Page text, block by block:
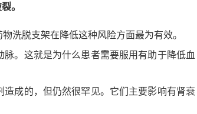
。
洗脱支架在降低这种风险方面最为有效。
。这就是为什么患者需要服用有助于降低血
成的，但仍然很罕见。它们主要影响有肾衰